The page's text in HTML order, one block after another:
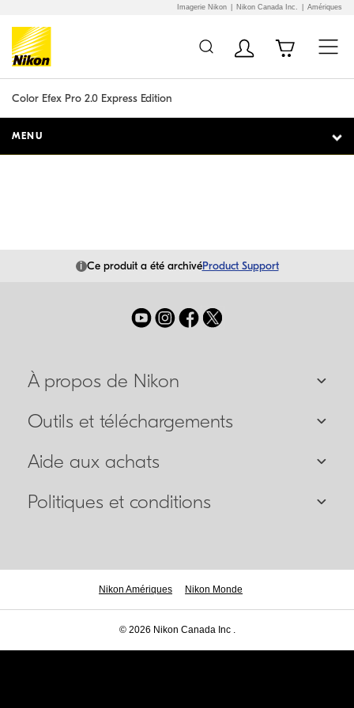
Skip to Main Content
Imagerie Nikon Nikon Canada Inc. Amériques
Color Efex Pro 2.0 Express Edition
MENU
i Ce produit a été archivéProduct Support
À propos de Nikon
Outils et téléchargements
Aide aux achats
Politiques et conditions
Nikon Amériques Nikon Monde
© 2026 Nikon Canada Inc .